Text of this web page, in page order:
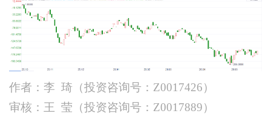
作者：李 琦（投资咨询号： Z0017426）
审核：王 莹（投资咨询号： Z0017889）